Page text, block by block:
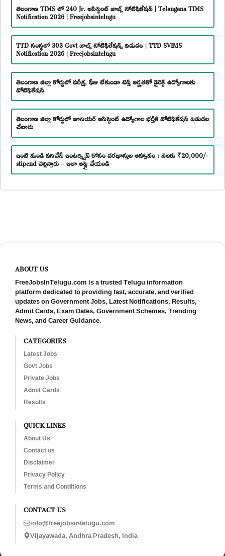
తెలంగాణ TIMS లో 240 Jr. అసిస్టెంట్ జాబ్స్ నోటిఫికేషన్ | Telangana TIMS
Notification 2026 | Freejobsintelugu
TTD సంస్థలో 303 Govt జాబ్స్ నోటిఫికేషన్స్ విడుదల | TTD SVIMS
Notification 2026 | Freejobsintelugu
తెలంగాణ జిల్లా కోర్టులో పరీక్ష, ఫీజు లేకుండా టెన్త్ అర్హతతో డైరెక్ట్ ఉద్యోగాలకు
నోటిఫికేషన్
తెలంగాణ జిల్లా కోర్టులో జూనియర్ అసిస్టెంట్ ఉద్యోగాల భర్తీకి నోటిఫికేషన్ విడుదల
చేశారు
ఇంటి నుండి పనిచేసే ఇంటర్న్షిప్ కోసం దరఖాస్తుల ఆహ్వానం : నెలకు ₹20,000/-
stipend చెల్లిస్తారు – ఇలా అప్లై చేయండి
ABOUT US
FreeJobsInTelugu.com is a trusted Telugu information
platform dedicated to providing fast, accurate, and verified
updates on Government Jobs, Latest Notifications, Results,
Admit Cards, Exam Dates, Government Schemes, Trending
News, and Career Guidance.
CATEGORIES
Latest Jobs
Govt Jobs
Private Jobs
Admit Cards
Results
QUICK LINKS
About Us
Contact us
Disclaimer
Privacy Policy
Terms and Conditions
CONTACT US
info@freejobsintelugu.com
Vijayawada, Andhra Pradesh, India